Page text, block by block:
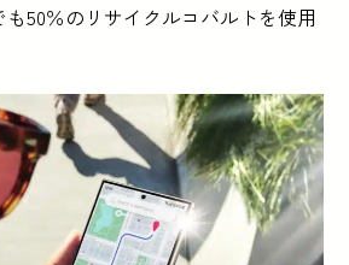
50％のリサイクルコバルトを使用